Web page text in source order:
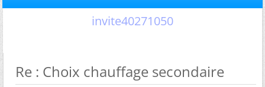
invite40271050
Re : Choix chauffage secondaire